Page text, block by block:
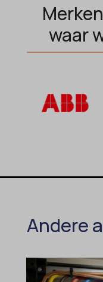
waar
Andere
ssm_au_c
tarteaucitron